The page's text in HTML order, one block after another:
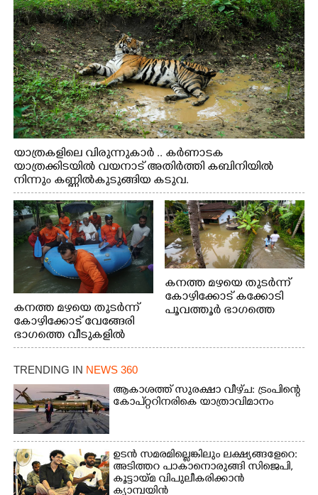
യാത്രകളിലെ വിരുന്നുകാർ .. കർണാടക
യാത്രക്കിടയിൽ വയനാട് അതിർത്തി കബിനിയിൽ
നിന്നും കണ്ണിൽകുടുങ്ങിയ കടുവ.
കനത്ത മഴയെ തുടർന്ന്
കോഴിക്കോട് വേങ്ങേരി
ഭാഗത്തെ വീടുകളിൽ
വെള്ളം
കയറിയപ്പോൾ ആളുകളെ
സുരക്ഷിത സ്ഥാനത്തേക്ക്
മാറ്റുന്ന സുരക്ഷാസേനാം
ഗങ്ങൾ
കനത്ത മഴയെ തുടർന്ന്
കോഴിക്കോട് കക്കോടി
പൂവത്തൂർ ഭാഗത്തെ
TRENDING IN NEWS 360
ആകാശത്ത് സുരക്ഷാ വീഴ്‌ച: ട്രംപിന്റെ
കോ‌പ്‌റ്ററിനരികെ യാത്രാവിമാനം
ഉടൻ സമരമില്ലെങ്കിലും ലക്ഷ്യങ്ങളേറെ:
അടിത്തറ പാകാനൊരുങ്ങി സിജെപി,​
കൂട്ടായ്മ വിപുലീകരിക്കാൻ
ക്യാമ്പയിൻ